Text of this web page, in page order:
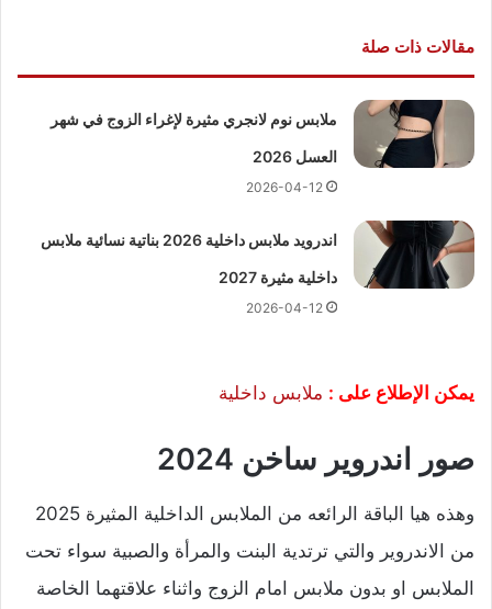
مقالات ذات صلة
ملابس نوم لانجري مثيرة لإغراء الزوج في شهر
العسل 2026
2026-04-12
اندرويد ملابس داخلية 2026 بناتية نسائية ملابس
داخلية مثيرة 2027
2026-04-12
يمكن الإطلاع على : ملابس داخلية
صور اندروير ساخن 2024
وهذه هيا الباقة الرائعه من الملابس الداخلية المثيرة 2025
من الاندروير والتي ترتدية البنت والمرأة والصبية سواء تحت
الملابس او بدون ملابس امام الزوج واثناء علاقتهما الخاصة